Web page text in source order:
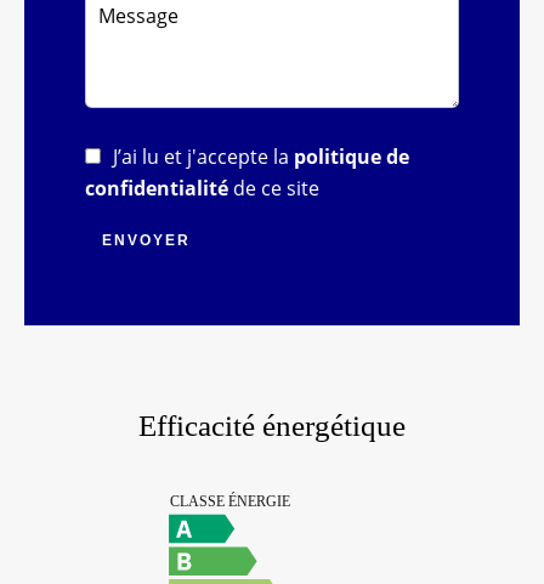
J’ai lu et j'accepte la politique de
confidentialité de ce site
ENVOYER
Efficacité énergétique